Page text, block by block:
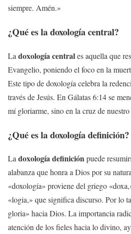
siempre. Amén.»
¿Qué es ladoxología central?
La doxología centrales aquella que
Evangelio, poniendo el foco en la
Este tipo de doxología celebra la
través de Jesús. En Gálatas 6:14 se
mí gloriarme, sino en la cruz de
¿Qué es ladoxología definición?
Ladoxología definiciónpuede
alabanza que honra a Dios por su
«doxología» proviene del griego
«logia,» que significa discurso. Por lo
gloria» hacia Dios. La importancia
atención de los fieles hacia lo divino,